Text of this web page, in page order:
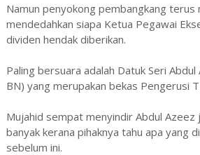
Namun penyokong pembangkang terus
mendedahkan siapa Ketua Pegawai
dividen hendak diberikan.
Paling bersuara adalah Datuk Seri
BN) yang merupakan bekas Pengerusi
Mujahid sempat menyindir Abdul Azeez
banyak kerana pihaknya tahu apa yang
sebelum ini.